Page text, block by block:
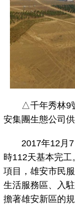
△千年秀林9號
安集團生態公司
2017年12月7
時112天基本完
項目，雄安市民
生活服務區、入
擔著雄安新區的